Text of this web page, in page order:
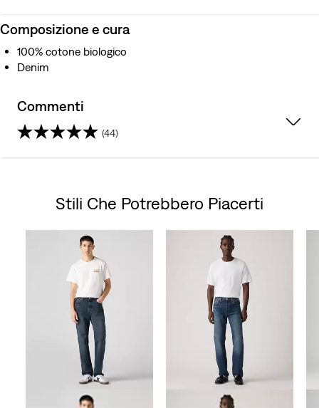
Composizione e cura
100% cotone biologico
Denim
Commenti
(44)
stelle.
recensioni
Stili Che Potrebbero Piacerti